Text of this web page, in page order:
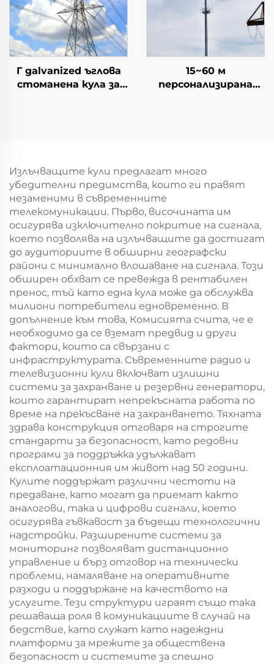
цена
Г galvanized ъглова
стоманена кула за
15~60 м
персонализирана
Излъчващите кули предлагат много
убедителни предимства, които ги правят
незаменими в съвременните
телекомуникации. Първо, височината им
осигурява изключително покритие на сигнала,
което позволява на излъчващите да достигат
до аудиториите в обширни географски
райони с минимално влошаване на сигнала. Този
обширен обхват се превежда в рентабилен
пренос, тъй като една кула може да обслужва
милиони потребители едновременно. В
допълнение към това, Комисията счита, че е
необходимо да се вземат предвид и други
фактори, които са свързани с
инфраструктурата. Съвременните радио и
телевизионни кули включват излишни
системи за захранване и резервни генератори,
които гарантират непрекъсната работа по
време на прекъсване на захранването. Тяхната
здрава конструкция отговаря на строгите
стандарти за безопасност, като редовни
програми за поддръжка удължават
експлоатационния им живот над 50 години.
Кулите поддържат различни честоти на
предаване, като могат да приемат както
аналогови, така и цифрови сигнали, което
осигурява гъвкавост за бъдещи технологични
надстройки. Разширените системи за
мониторинг позволяват дистанционно
управление и бърз отговор на технически
проблеми, намаляване на оперативните
разходи и поддържане на качеството на
услугите. Тези структури играят също така
решаваща роля в комуникациите в случай на
бедствие, като служат като надеждни
платформи за мрежите за обществена
безопасност и системите за спешно